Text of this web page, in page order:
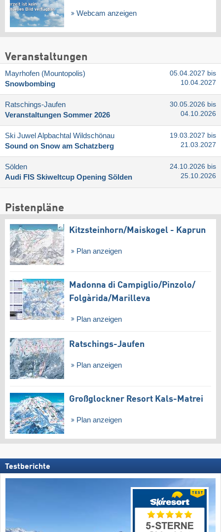
Webcam anzeigen
Veranstaltungen
Mayrhofen (Mountopolis)
Snowbombing
05.04.2027 bis
10.04.2027
Ratschings-Jaufen
Veranstaltungen Sommer 2026
30.05.2026 bis
04.10.2026
Ski Juwel Alpbachtal Wildschönau
Sound on Snow am Schatzberg
19.03.2027 bis
21.03.2027
Sölden
Audi FIS Skiweltcup Opening Sölden
24.10.2026 bis
25.10.2026
Pistenpläne
Kitzsteinhorn/​Maiskogel - Kaprun
Plan anzeigen
Madonna di Campiglio/​Pinzolo/​
Folgàrida/​Marilleva
Plan anzeigen
Ratschings-Jaufen
Plan anzeigen
Großglockner Resort Kals-Matrei
Plan anzeigen
Testberichte